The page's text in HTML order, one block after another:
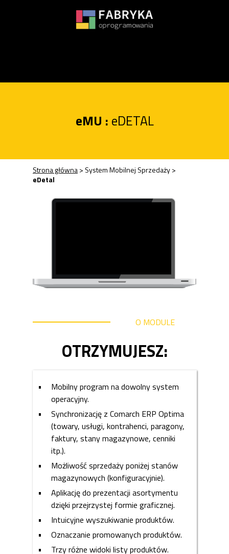
Przycisk
eMU : eDETAL
Strona główna> System Mobilnej Sprzedaży>
eDetal
OTRZYMUJESZ:
O MODULE
Mobilny program na dowolny system
operacyjny.
Synchronizację z Comarch ERP Optima
(towary, usługi, kontrahenci, paragony,
faktury, stany magazynowe, cenniki
itp.).
Możliwość sprzedaży poniżej stanów
magazynowych (konfiguracyjnie).
Aplikację do prezentacji asortymentu
dzięki przejrzystej formie graficznej.
Intuicyjne wyszukiwanie produktów.
Oznaczanie promowanych produktów.
Trzy różne widoki listy produktów.